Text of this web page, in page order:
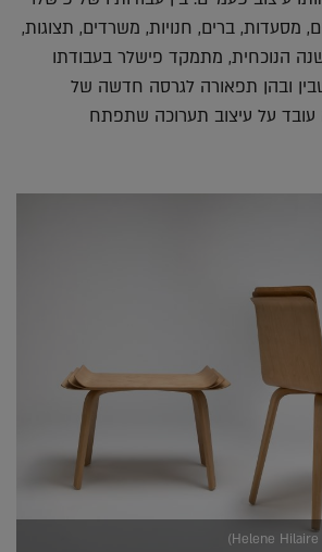
מסעדות, ברים, חנויות, משרדים, תצוגות,
הנוכחית, מתמקד פישלר בעבודתו
ובהן תפאורה לגרסה חדשה של
על עיצוב תערוכה שתפתח